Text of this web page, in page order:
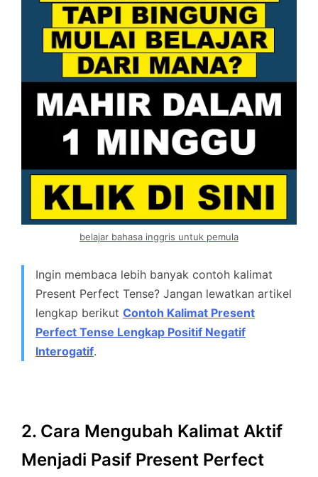
belajar bahasa inggris untuk pemula
Ingin membaca lebih banyak contoh kalimat
Present Perfect Tense? Jangan lewatkan artikel
lengkap berikut Contoh Kalimat Present
Perfect Tense Lengkap Positif Negatif
Interogatif.
2. Cara Mengubah Kalimat Aktif
Menjadi Pasif Present Perfect